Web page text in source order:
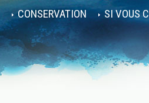
CONSERVATION SI VOUS